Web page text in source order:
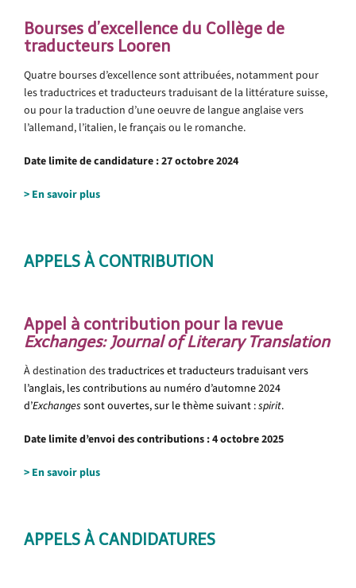
Bourses d’excellence du Collège de
traducteurs Looren
Quatre bourses d’excellence sont attribuées, notamment pour
les traductrices et traducteurs traduisant de la littérature suisse,
ou pour la traduction d’une oeuvre de langue anglaise vers
l’allemand, l’italien, le français ou le romanche.
Date limite de candidature : 27 octobre 2024
> En savoir plus
APPELS À CONTRIBUTION
Appel à contribution pour la revue
Exchanges: Journal of Literary Translation
À destination destraductrices et traducteurs traduisant vers
l’anglais, les contributions au numéro d’automne 2024
d’Exchanges sont ouvertes, sur le thème suivant :spirit.
Date limite d’envoi des contributions : 4 octobre 2025
> En savoir plus
APPELS À CANDIDATURES